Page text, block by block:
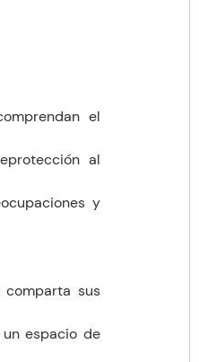
el
al
y
sus
espacio de